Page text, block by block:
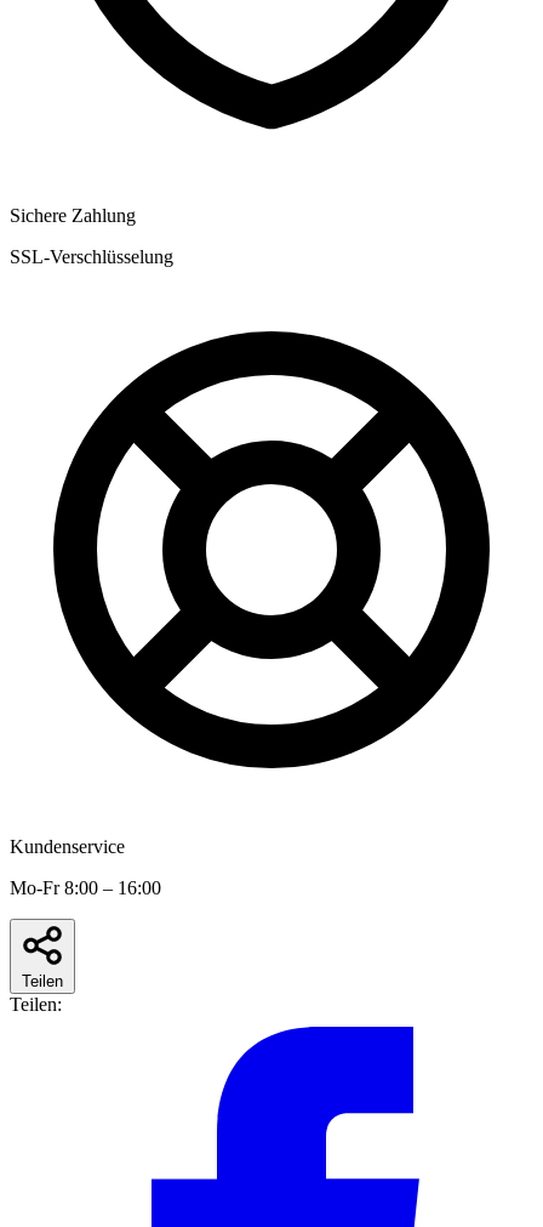
Sichere Zahlung
SSL-Verschlüsselung
Kundenservice
Mo-Fr 8:00 – 16:00
Teilen
Teilen: